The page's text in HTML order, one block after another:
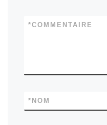
COMMENTAIRE
*
NOM
*